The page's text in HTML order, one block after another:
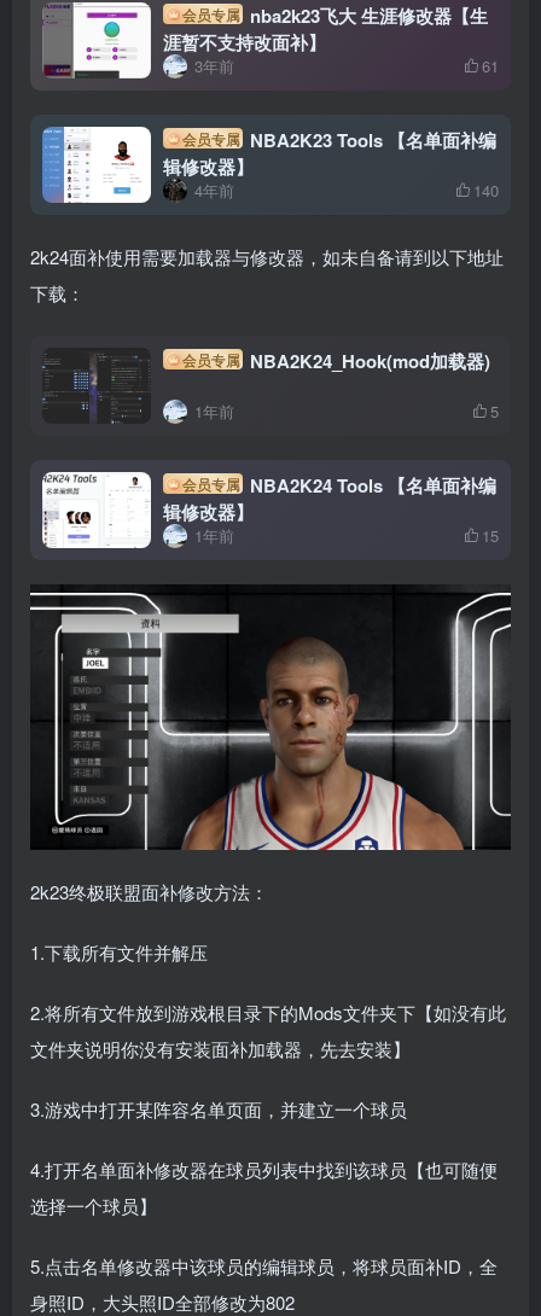
会员专属 nba2k23飞大 生涯修改器【生
涯暂不支持改面补】
3年前 61
会员专属 NBA2K23 Tools 【名单面补编
辑修改器】
4年前 140
2k24面补使用需要加载器与修改器，如未自备请到以下地址
下载：
会员专属 NBA2K24_Hook(mod加载器)
1年前 5
会员专属 NBA2K24 Tools 【名单面补编
辑修改器】
1年前 15
2k23终极联盟面补修改方法：
1.下载所有文件并解压
2.将所有文件放到游戏根目录下的Mods文件夹下【如没有此
文件夹说明你没有安装面补加载器，先去安装】
3.游戏中打开某阵容名单页面，并建立一个球员
4.打开名单面补修改器在球员列表中找到该球员【也可随便
选择一个球员】
5.点击名单修改器中该球员的编辑球员，将球员面补ID，全
身照ID，大头照ID全部修改为802